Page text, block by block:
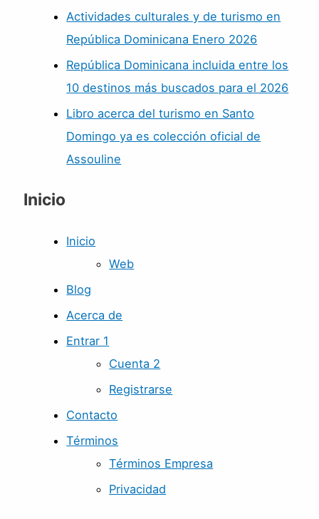
Actividades culturales y de turismo en
República Dominicana Enero 2026
República Dominicana incluida entre los
10 destinos más buscados para el 2026
Libro acerca del turismo en Santo
Domingo ya es colección oficial de
Assouline
Inicio
Inicio
Web
Blog
Acerca de
Entrar 1
Cuenta 2
Registrarse
Contacto
Términos
Términos Empresa
Privacidad